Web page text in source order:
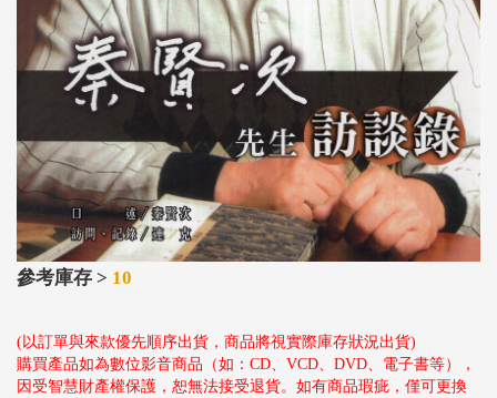
參考庫存 > 10
(以訂單與來款優先順序出貨，商品將視實際庫存狀況出貨)
購買產品如為數位影音商品（如：CD、VCD、DVD、電子書等），
因受智慧財產權保護，恕無法接受退貨。如有商品瑕疵，僅可更換